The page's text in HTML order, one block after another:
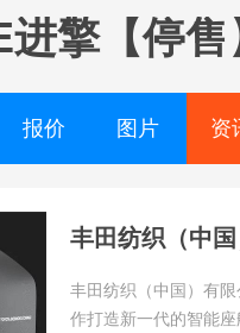
进擎【停售
报价 图片 资
丰田纺织（中
丰田纺织（中国）有
作打造新一代的智能